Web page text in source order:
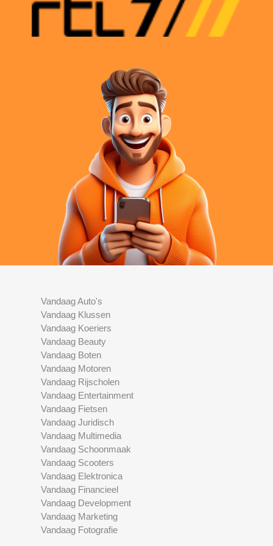
Vandaag Auto's
Vandaag Klussen
Vandaag Koeriers
Vandaag Beauty
Vandaag Boten
Vandaag Motoren
Vandaag Rijscholen
Vandaag Entertainment
Vandaag Fietsen
Vandaag Juridisch
Vandaag Multimedia
Vandaag Schoonmaak
Vandaag Scooters
Vandaag Elektronica
Vandaag Financieel
Vandaag Development
Vandaag Marketing
Vandaag Fotografie